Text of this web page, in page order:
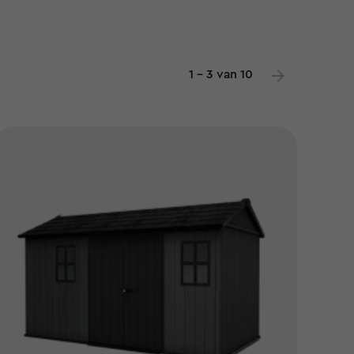
1 - 3 van 10